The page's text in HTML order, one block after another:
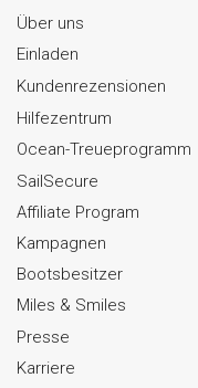
Über uns
Einladen
Kundenrezensionen
Hilfezentrum
Ocean-Treueprogramm
SailSecure
Affiliate Program
Kampagnen
Bootsbesitzer
Miles & Smiles
Presse
Karriere